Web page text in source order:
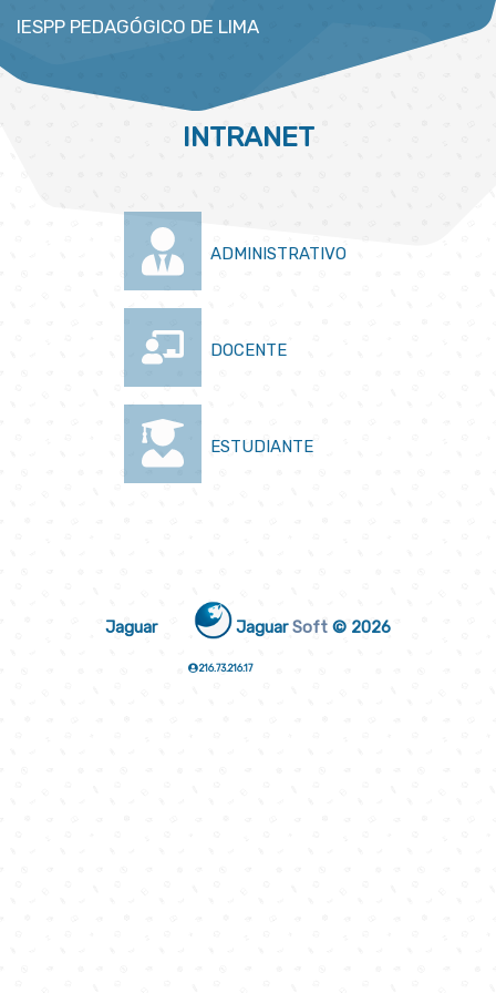
IESPP PEDAGÓGICO DE LIMA
INTRANET
ADMINISTRATIVO
DOCENTE
ESTUDIANTE
Jaguar JaguarSoft © 2026
216.73.216.17